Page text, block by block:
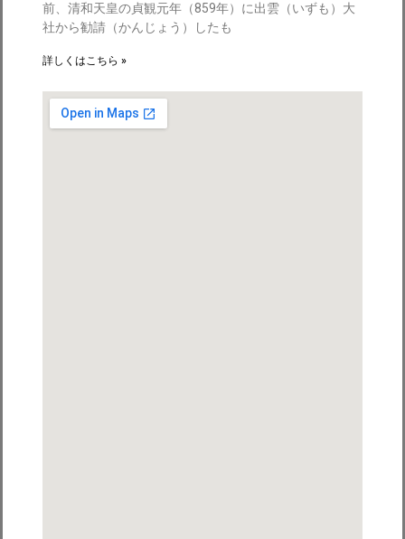
前、清和天皇の貞観元年（859年）に出雲（いずも）大
社から勧請（かんじょう）したも
詳しくはこちら »